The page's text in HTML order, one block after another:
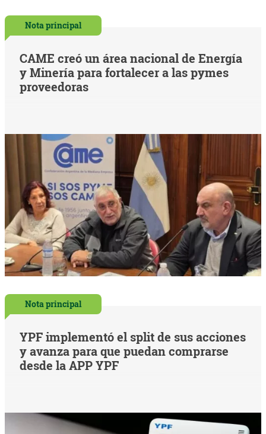
Nota principal
CAME creó un área nacional de Energía
y Minería para fortalecer a las pymes
proveedoras
Nota principal
YPF implementó el split de sus acciones
y avanza para que puedan comprarse
desde la APP YPF